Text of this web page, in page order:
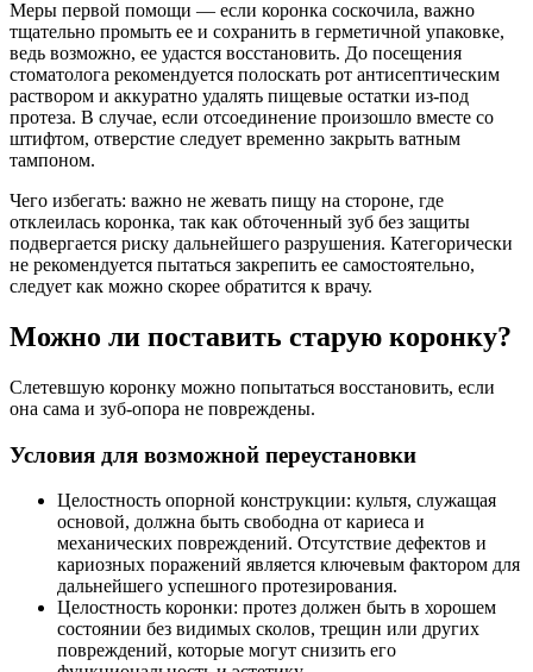
Меры первой помощи — если коронка соскочила, важно
тщательно промыть ее и сохранить в герметичной упаковке,
ведь возможно, ее удастся восстановить. До посещения
стоматолога рекомендуется полоскать рот антисептическим
раствором и аккуратно удалять пищевые остатки из-под
протеза. В случае, если отсоединение произошло вместе со
штифтом, отверстие следует временно закрыть ватным
тампоном.
Чего избегать: важно не жевать пищу на стороне, где
отклеилась коронка, так как обточенный зуб без защиты
подвергается риску дальнейшего разрушения. Категорически
не рекомендуется пытаться закрепить ее самостоятельно,
следует как можно скорее обратится к врачу.
Можно ли поставить старую коронку?
Слетевшую коронку можно попытаться восстановить, если
она сама и зуб-опора не повреждены.
Условия для возможной переустановки
Целостность опорной конструкции: культя, служащая
основой, должна быть свободна от кариеса и
механических повреждений. Отсутствие дефектов и
кариозных поражений является ключевым фактором для
дальнейшего успешного протезирования.
Целостность коронки: протез должен быть в хорошем
состоянии без видимых сколов, трещин или других
повреждений, которые могут снизить его